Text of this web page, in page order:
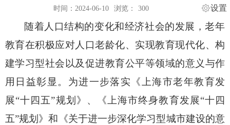
时间：2024-06-10 浏览： 300 设置
随着人口结构的变化和经济社会的发展，老年
教育在积极应对人口老龄化、实现教育现代化、构
建学习型社会以及促进教育公平等领域的意义与作
用日益彰显。为进一步落实《上海市老年教育发
展“十四五”规划》、《上海市终身教育发展“十四
五”规划》和《关于进一步深化学习型城市建设的意